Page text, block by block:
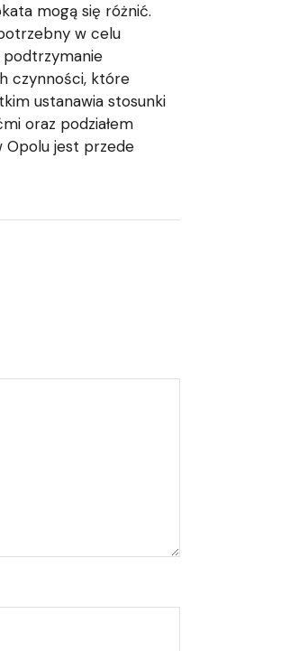
mogą się różnić.
w celu
podtrzymanie
czynności, które
ustanawia stosunki
oraz podziałem
Opolu jest przede